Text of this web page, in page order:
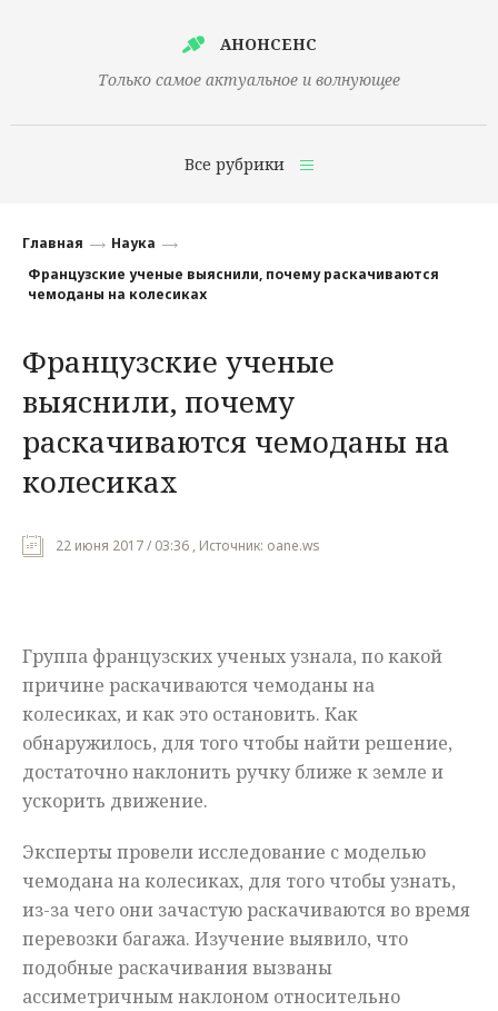
АНОНСЕНС
Только самое актуальное и волнующее
Все рубрики
Финансы
Наука
Культура
Общество
Политика
Мнения
Главная
Наука
Французские ученые выяснили, почему раскачиваются
чемоданы на колесиках
Французские ученые
выяснили, почему
раскачиваются чемоданы на
колесиках
22 июня 2017 / 03:36 , Источник: oane.ws
Группа французских ученых узнала, по какой
причине раскачиваются чемоданы на
колесиках, и как это остановить. Как
обнаружилось, для того чтобы найти решение,
достаточно наклонить ручку ближе к земле и
ускорить движение.
Эксперты провели исследование с моделью
чемодана на колесиках, для того чтобы узнать,
из-за чего они зачастую раскачиваются во время
перевозки багажа. Изучение выявило, что
подобные раскачивания вызваны
ассиметричным наклоном относительно